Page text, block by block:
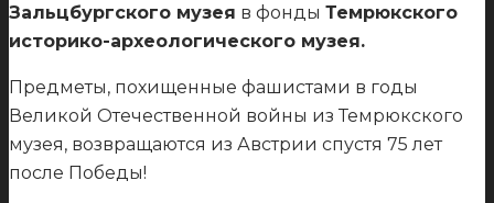
Зальцбургского музея в фонды Темрюкского
историко-археологического музея.
Предметы, похищенные фашистами в годы
Великой Отечественной войны из Темрюкского
музея, возвращаются из Австрии спустя 75 лет
после Победы!